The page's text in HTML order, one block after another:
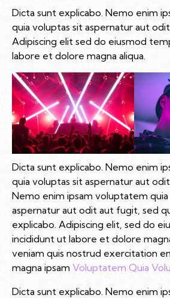
Dicta sunt explicabo. Nemo enim
quia voluptas sit aspernatur aut
Adipiscing elit sed do eiusmod
labore et dolore magna aliqua.
Dicta sunt explicabo. Nemo enim
quia voluptas sit aspernatur aut
Nemo enim ipsam voluptatem
aspernatur aut odit aut fugit, sed
explicabo. Adipiscing elit, sed do
incididunt ut labore et dolore
veniam quis nostrud exercitation
magna ipsam Voluptatem Quia
Dicta sunt explicabo. Nemo enim